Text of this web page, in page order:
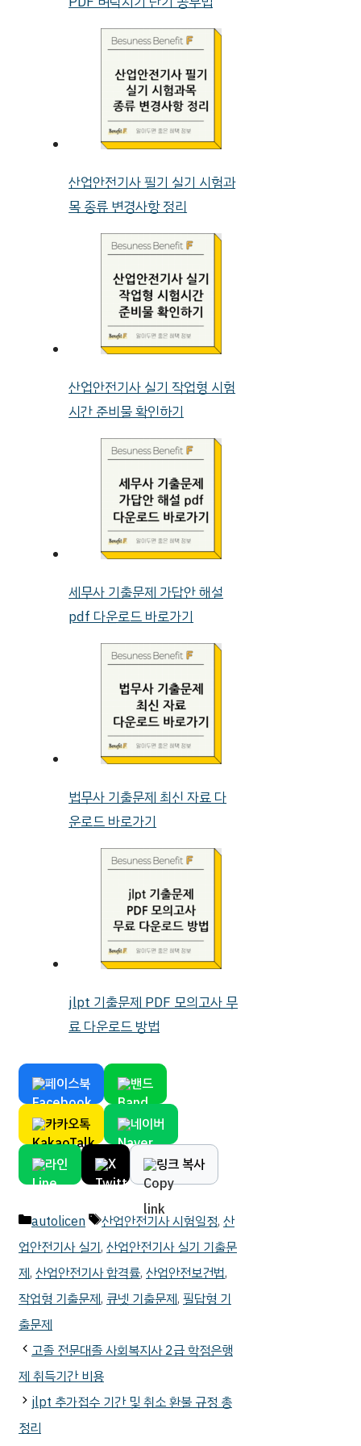
산업안전기사 필기 실기 시험과
목 종류 변경사항 정리
산업안전기사 실기 작업형 시험
시간 준비물 확인하기
세무사 기출문제 가답안 해설
pdf 다운로드 바로가기
법무사 기출문제 최신 자료 다
운로드 바로가기
jlpt 기출문제 PDF 모의고사 무
료 다운로드 방법
페이스북 밴드
카카오톡 네이버
라인 X 링크 복사
카
테
고
리
autolicen
태
그
산업안전기사 시험일정, 산
업안전기사 실기, 산업안전기사 실기 기출문
제, 산업안전기사 합격률, 산업안전보건법,
작업형 기출문제, 큐넷 기출문제, 필답형 기
출문제
고졸 전문대졸 사회복지사 2급 학점은행
제 취득기간 비용
jlpt 추가접수 기간 및 취소 환불 규정 총
정리